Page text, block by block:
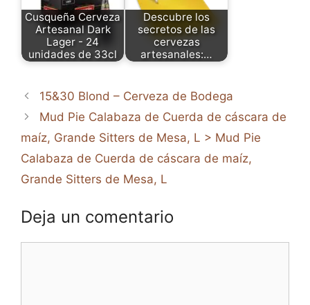
Cusqueña Cerveza
Artesanal Dark
Lager - 24
unidades de 33cl
Descubre los
secretos de las
cervezas
artesanales:…
15&30 Blond – Cerveza de Bodega
Mud Pie Calabaza de Cuerda de cáscara de
maíz, Grande Sitters de Mesa, L > Mud Pie
Calabaza de Cuerda de cáscara de maíz,
Grande Sitters de Mesa, L
Deja un comentario